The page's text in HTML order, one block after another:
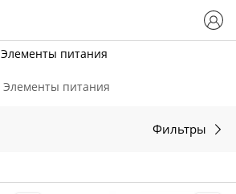
Элементы питания
Элементы питания
Фильтры